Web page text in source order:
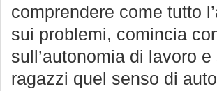
comprendere come tutto
sui problemi, comincia
sull’autonomia di lavoro
ragazzi quel senso di